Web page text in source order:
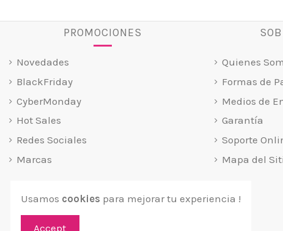
PROMOCIONES
Novedades
BlackFriday
CyberMonday
Hot Sales
Redes Sociales
Marcas
Quienes
Formas de
Medios de
Garantía
Soporte
Mapa del
Usamos cookies para mejorar tu experiencia !
Accept